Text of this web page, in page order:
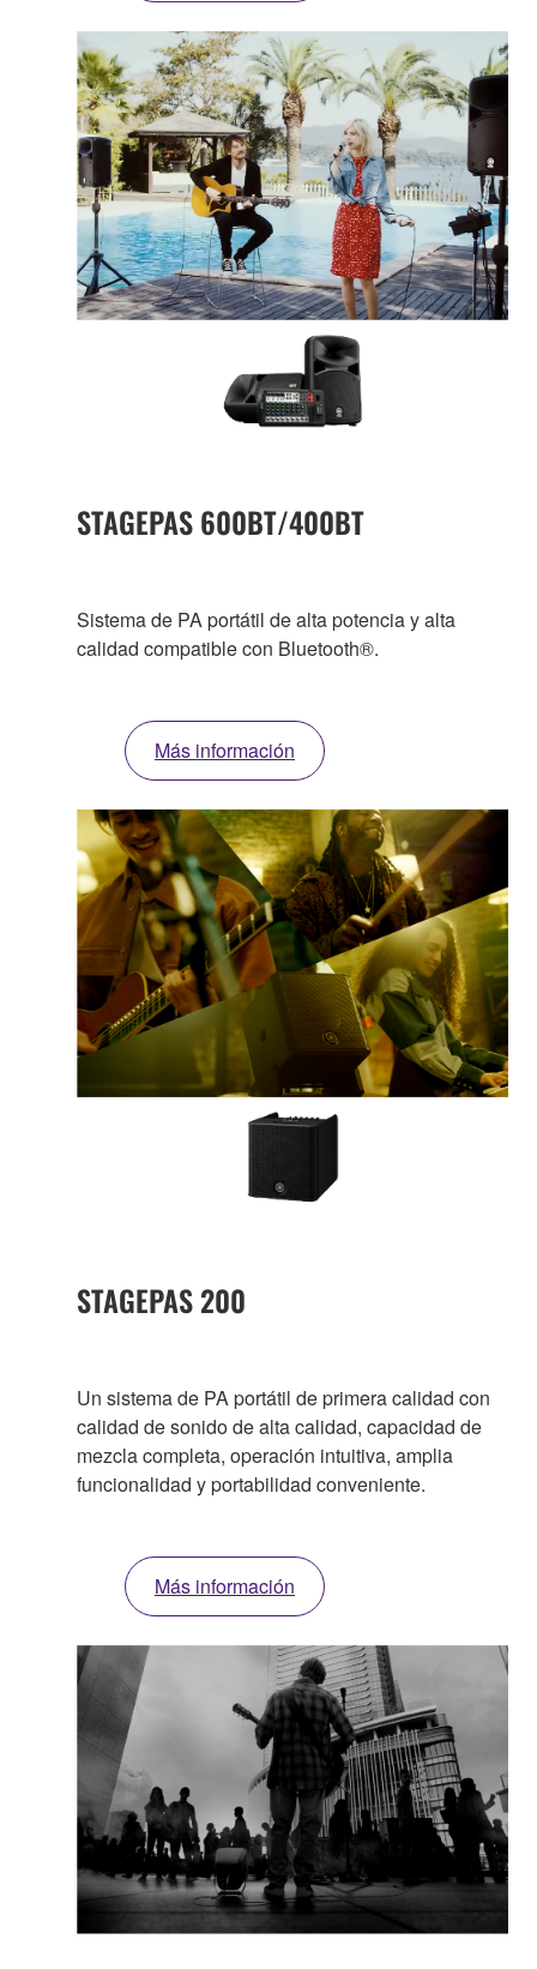
STAGEPAS 600BT/400BT
Sistema de PA portátil de alta potencia y alta
calidad compatible con Bluetooth®.
Más información
STAGEPAS 200
Un sistema de PA portátil de primera calidad con
calidad de sonido de alta calidad, capacidad de
mezcla completa, operación intuitiva, amplia
funcionalidad y portabilidad conveniente.
Más información